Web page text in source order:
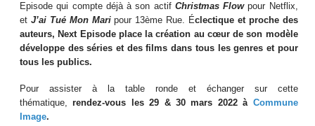
Episode qui compte déjà à son actif Christmas Flowpour Netflix,
et J’ai Tué Mon Maripour 13ème Rue. Éclectique et proche des
auteurs, Next Episode place la création au cœur de son modèle
développe des séries et des films dans tous les genres et pour
tous les publics.
Pour assister à la table ronde et échanger sur cette
thématique, rendez-vous les 29 & 30 mars 2022 à Commune
Image.